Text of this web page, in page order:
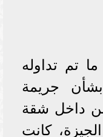
تم تداوله
بشأن جريمة
داخل شقة
كانت